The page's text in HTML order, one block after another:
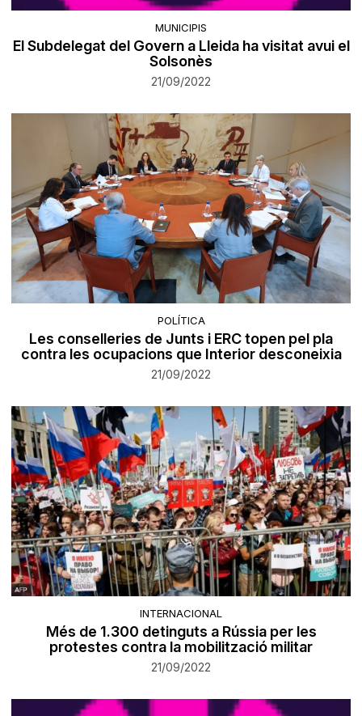
MUNICIPIS
El Subdelegat del Govern a Lleida ha visitat avui el
Solsonès
21/09/2022
POLÍTICA
Les conselleries de Junts i ERC topen pel pla
contra les ocupacions que Interior desconeixia
21/09/2022
INTERNACIONAL
Més de 1.300 detinguts a Rússia per les
protestes contra la mobilització militar
21/09/2022